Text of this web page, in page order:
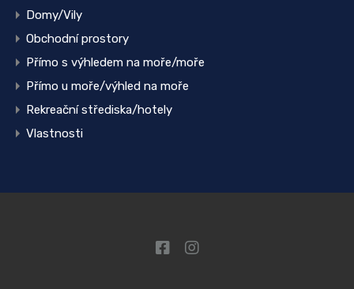
Domy/Vily
Obchodní prostory
Přímo s výhledem na moře/moře
Přímo u moře/výhled na moře
Rekreační střediska/hotely
Vlastnosti